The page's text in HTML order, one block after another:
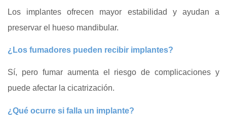
Los implantes ofrecen mayor estabilidad y ayudan a
preservar el hueso mandibular.
¿Los fumadores pueden recibir implantes?
Sí, pero fumar aumenta el riesgo de complicaciones y
puede afectar la cicatrización.
¿Qué ocurre si falla un implante?